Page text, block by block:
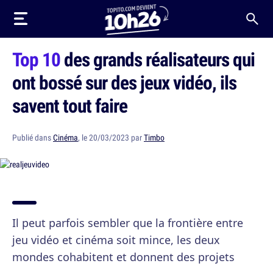
Top 10des grands réalisateurs qui
ont bossé sur des jeux vidéo, ils
savent tout faire
Publié dansCinéma, le 20/03/2023 parTimbo
Il peut parfois sembler que la frontière entre
jeu vidéo et cinéma soit mince, les deux
mondes cohabitent et donnent des projets